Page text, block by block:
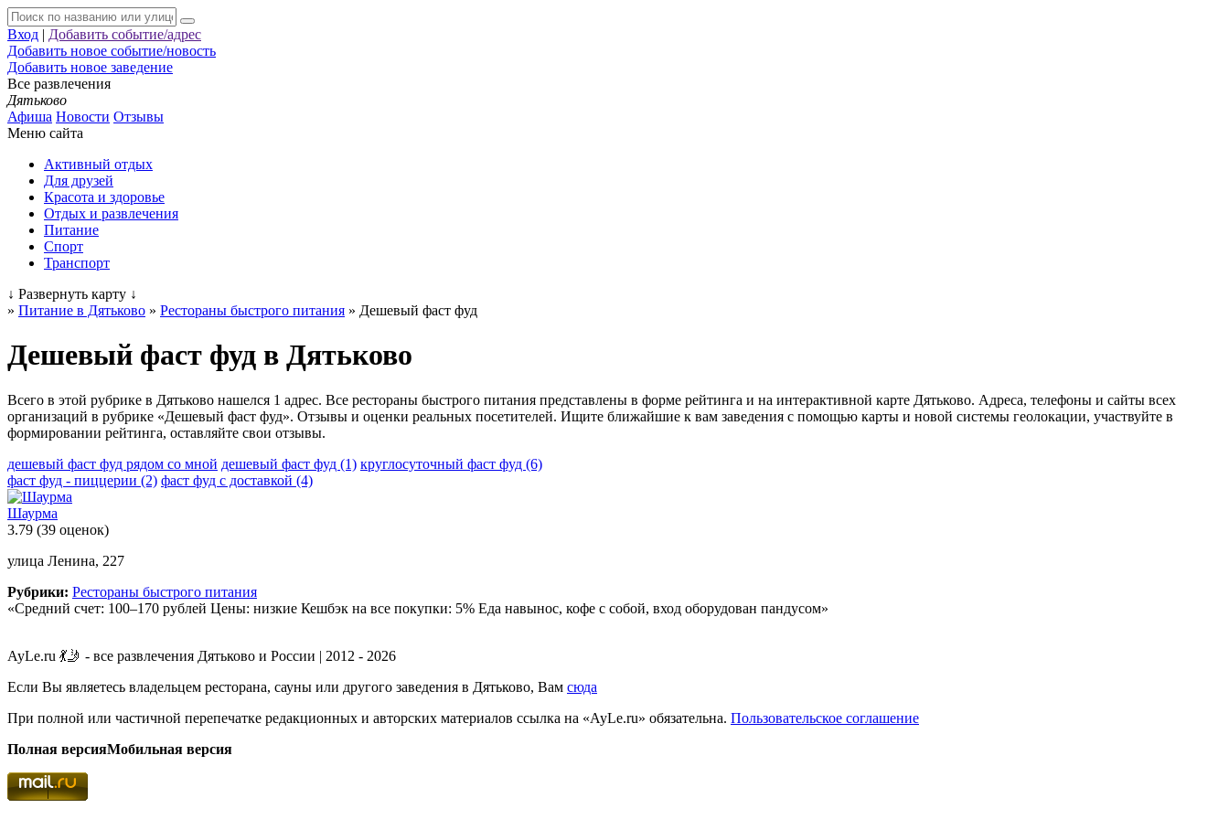
Вход | Добавить событие/адрес
Добавить новое событие/новость
Добавить новое заведение
Все развлечения
Дятьково
Афиша Новости Отзывы
Меню сайта
Активный отдых
Для друзей
Красота и здоровье
Отдых и развлечения
Питание
Спорт
Транспорт
↓ Развернуть карту ↓
» Питание в Дятьково » Рестораны быстрого питания » Дешевый фаст фуд
Дешевый фаст фуд в Дятьково
Всего в этой рубрике в Дятьково нашелся 1 адрес. Все рестораны быстрого питания представлены в форме рейтинга и на интерактивной карте Дятьково. Адреса, телефоны и сайты всех
организаций в рубрике «Дешевый фаст фуд». Отзывы и оценки реальных посетителей. Ищите ближайшие к вам заведения с помощью карты и новой системы геолокации, участвуйте в
формировании рейтинга, оставляйте свои отзывы.
дешевый фаст фуд рядом со мной дешевый фаст фуд (1) круглосуточный фаст фуд (6)
фаст фуд - пиццерии (2) фаст фуд с доставкой (4)
Шаурма
3.79 (39 оценок)
улица Ленина, 227
Рубрики: Рестораны быстрого питания
«Средний счет: 100–170 рублей Цены: низкие Кешбэк на все покупки: 5% Еда навынос, кофе с собой, вход оборудован пандусом»
AyLe.ru 💃🤳 - все развлечения Дятьково и России | 2012 - 2026
Если Вы являетесь владельцем ресторана, сауны или другого заведения в Дятьково, Вам сюда
При полной или частичной перепечатке редакционных и авторских материалов ссылка на «AyLe.ru» обязательна. Пользовательское соглашение
Полная версияМобильная версия